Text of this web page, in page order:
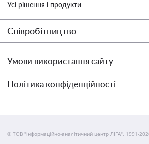
Усі рішення і продукти
Співробітництво
Умови використання сайту
Політика конфіденційності
© ТОВ "інформаційно-аналітичний центр ЛІГА", 1991-